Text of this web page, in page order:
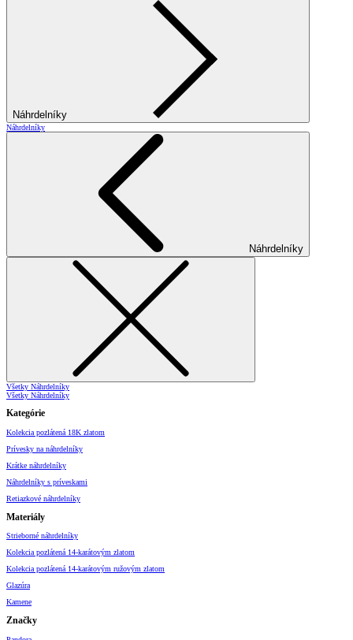
Náhrdelníky
Náhrdelníky
Náhrdelníky
Všetky Náhrdelníky
Všetky Náhrdelníky
Kategórie
Kolekcia pozlátená 18K zlatom
Prívesky na náhrdelníky
Krátke náhrdelníky
Náhrdelníky s príveskami
Retiazkové náhrdelníky
Materiály
Strieborné náhrdelníky
Kolekcia pozlátená 14-karátovým zlatom
Kolekcia pozlátená 14-karátovým ružovým zlatom
Glazúra
Kamene
Značky